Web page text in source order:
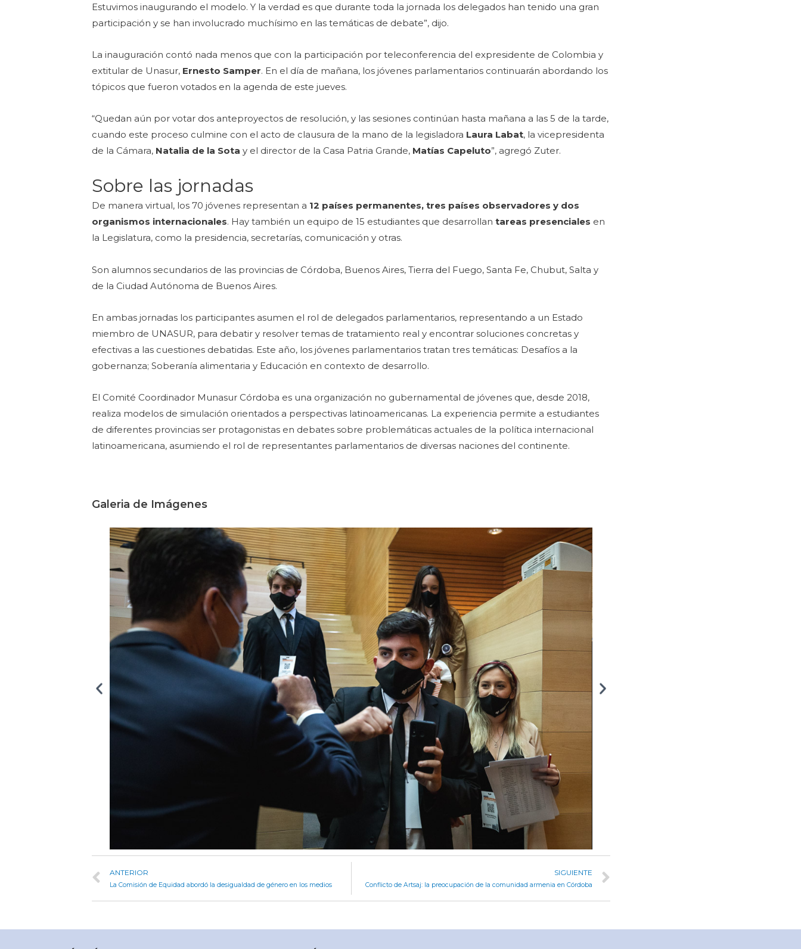
Estuvimos inaugurando el modelo. Y la verdad es que durante toda la jornada los delegados han tenido una gran
participación y se han involucrado muchísimo en las temáticas de debate”, dijo.
La inauguración contó nada menos que con la participación por teleconferencia del expresidente de Colombia y
extitular de Unasur, Ernesto Samper. En el día de mañana, los jóvenes parlamentarios continuarán abordando los
tópicos que fueron votados en la agenda de este jueves.
“Quedan aún por votar dos anteproyectos de resolución, y las sesiones continúan hasta mañana a las 5 de la tarde,
cuando este proceso culmine con el acto de clausura de la mano de la legisladora Laura Labat, la vicepresidenta
de la Cámara, Natalia de la Sotay el director de la Casa Patria Grande, Matías Capeluto”, agregó Zuter.
Sobre las jornadas
De manera virtual, los 70 jóvenes representan a 12 países permanentes, tres países observadores y dos
organismos internacionales. Hay también un equipo de 15 estudiantes que desarrollantareas presenciales en
la Legislatura, como la presidencia, secretarías, comunicación y otras.
Son alumnos secundarios de las provincias de Córdoba, Buenos Aires, Tierra del Fuego, Santa Fe, Chubut, Salta y
de la Ciudad Autónoma de Buenos Aires.
En ambas jornadas los participantes asumen el rol de delegados parlamentarios, representando a un Estado
miembro de UNASUR, para debatir y resolver temas de tratamiento real y encontrar soluciones concretas y
efectivas a las cuestiones debatidas. Este año, los jóvenes parlamentarios tratan tres temáticas: Desafíos a la
gobernanza; Soberanía alimentaria y Educación en contexto de desarrollo.
El Comité Coordinador Munasur Córdoba es una organización no gubernamental de jóvenes que, desde 2018,
realiza modelos de simulación orientados a perspectivas latinoamericanas. La experiencia permite a estudiantes
de diferentes provincias ser protagonistas en debates sobre problemáticas actuales de la política internacional
latinoamericana, asumiendo el rol de representantes parlamentarios de diversas naciones del continente.
Galeria de Imágenes
ANTERIOR
La Comisión de Equidad abordó la desigualdad de género en los medios
SIGUIENTE
Conflicto de Artsaj: la preocupación de la comunidad armenia en Córdoba